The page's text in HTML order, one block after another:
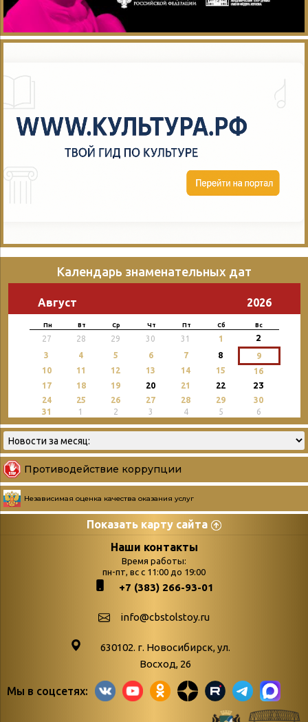
Календарь знаменательных дат
Август 2026
Пн Вт Ср Чт Пт Сб Вс
27 28 29 30 31 1 2
3 4 5 6 7 8
9
10
11 12 13 14 15
16
17
18 19 20 21 22 23
24 25 26 27 28 29
30
31
1 2 3 4 5 6
Противодействие коррупции
Независимая оценка качества оказания услуг
Показать карту сайта
Страницы
podvedenie-itogov-festivalya-
paskhalnaya-palitra
Библионочь – как ярмарка точь-в-
поступлений
Война. Народ.
живые»
«Мне всё
Наши контакты
Время работы:
пн-пт, вс с 11:00 до 19:00
+7 (383) 266-93-01
info@cbstolstoy.ru
630102. г. Новосибирск, ул.
Восход, 26
Мы в соцсетях: